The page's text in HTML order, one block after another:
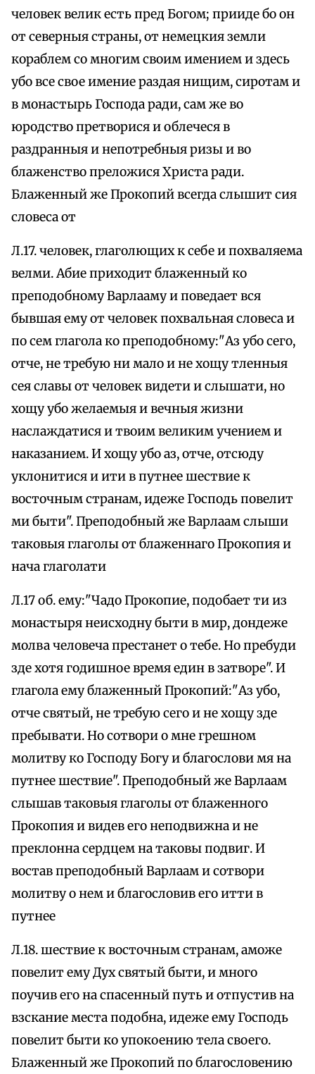
человек велик есть пред Богом; прииде бо он
от северныя страны, от немецкия земли
кораблем со многим своим имением и здесь
убо все свое имение раздая нищим, сиротам и
в монастырь Господа ради, сам же во
юродство претворися и облечеся в
раздранныя и непотребныя ризы и во
блаженство преложися Христа ради.
Блаженный же Прокопий всегда слышит сия
словеса от
Л.17. человек, глаголющих к себе и похваляема
велми. Абие приходит блаженный ко
преподобному Варлааму и поведает вся
бывшая ему от человек похвальная словеса и
по сем глагола ко преподобному:"Аз убо сего,
отче, не требую ни мало и не хощу тленныя
сея славы от человек видети и слышати, но
хощу убо желаемыя и вечныя жизни
наслаждатися и твоим великим учением и
наказанием. И хощу убо аз, отче, отсюду
уклонитися и ити в путнее шествие к
восточным странам, идеже Господь повелит
ми быти". Преподобный же Варлаам слыши
таковыя глаголы от блаженнаго Прокопия и
нача глаголати
Л.17 об. ему:"Чадо Прокопие, подобает ти из
монастыря неисходну быти в мир, дондеже
молва человеча престанет о тебе. Но пребуди
зде хотя годишное время един в затворе". И
глагола ему блаженный Прокопий:"Аз убо,
отче святый, не требую сего и не хощу зде
пребывати. Но сотвори о мне грешном
молитву ко Господу Богу и благослови мя на
путнее шествие". Преподобный же Варлаам
слышав таковыя глаголы от блаженного
Прокопия и видев его неподвижна и не
преклонна сердцем на таковы подвиг. И
востав преподобный Варлаам и сотвори
молитву о нем и благословив его итти в
путнее
Л.18. шествие к восточным странам, аможе
повелит ему Дух святый быти, и много
поучив его на спасенный путь и отпустив на
взскание места подобна, идеже ему Господь
повелит быти ко упокоению тела своего.
Блаженный же Прокопий по благословению